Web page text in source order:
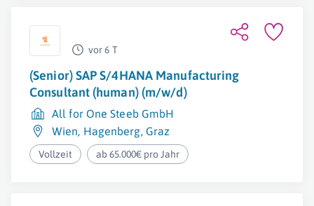
vor 6 T
(Senior) SAP S/4HANA Manufacturing
Consultant (human) (m/w/d)
All for One Steeb GmbH
Wien, Hagenberg, Graz
Vollzeit ab 65.000€ pro Jahr